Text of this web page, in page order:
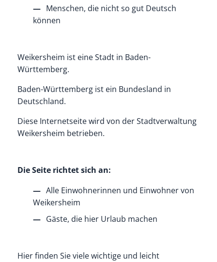
Menschen, die nicht so gut Deutsch
können
Weikersheim ist eine Stadt in Baden-
Württemberg.
Baden-Württemberg ist ein Bundesland in
Deutschland.
Diese Internetseite wird von der Stadtverwaltung
Weikersheim betrieben.
Die Seite richtet sich an:
Alle Einwohnerinnen und Einwohner von
Weikersheim
Gäste, die hier Urlaub machen
Hier finden Sie viele wichtige und leicht